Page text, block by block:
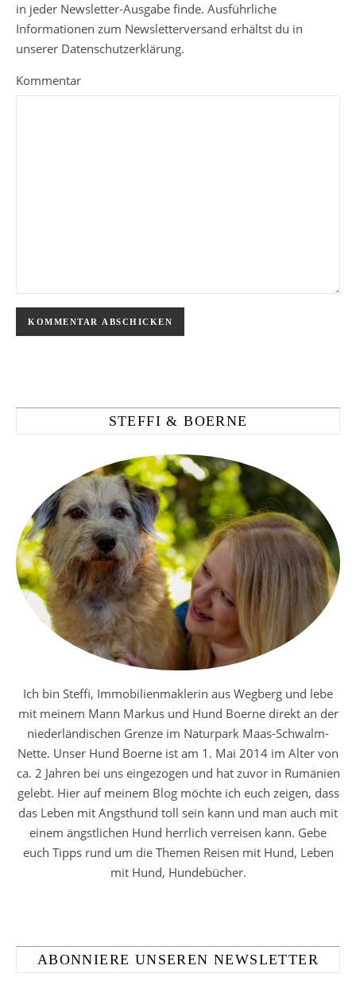
in jeder Newsletter-Ausgabe finde. Ausführliche
Informationen zum Newsletterversand erhältst du in
unserer Datenschutzerklärung.
Kommentar
STEFFI & BOERNE
Ich bin Steffi, Immobilienmaklerin aus Wegberg und lebe
mit meinem Mann Markus und Hund Boerne direkt an der
niederländischen Grenze im Naturpark Maas-Schwalm-
Nette. Unser Hund Boerne ist am 1. Mai 2014 im Alter von
ca. 2 Jahren bei uns eingezogen und hat zuvor in Rumänien
gelebt. Hier auf meinem Blog möchte ich euch zeigen, dass
das Leben mit Angsthund toll sein kann und man auch mit
einem ängstlichen Hund herrlich verreisen kann. Gebe
euch Tipps rund um die Themen Reisen mit Hund, Leben
mit Hund, Hundebücher.
ABONNIERE UNSEREN NEWSLETTER